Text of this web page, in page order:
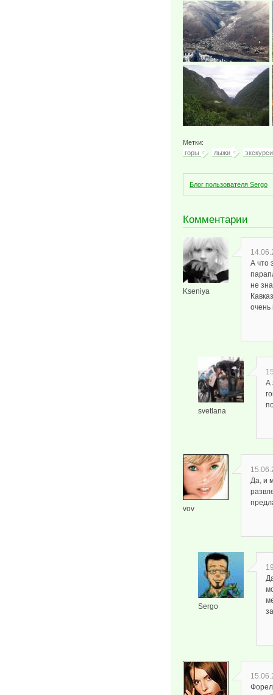
Метки:
горы
лыжи
Блог пользователя Sergo
Комментарии
Kseniya
А что
не
очень
svetlana
А
vov
Да, и
Sergo